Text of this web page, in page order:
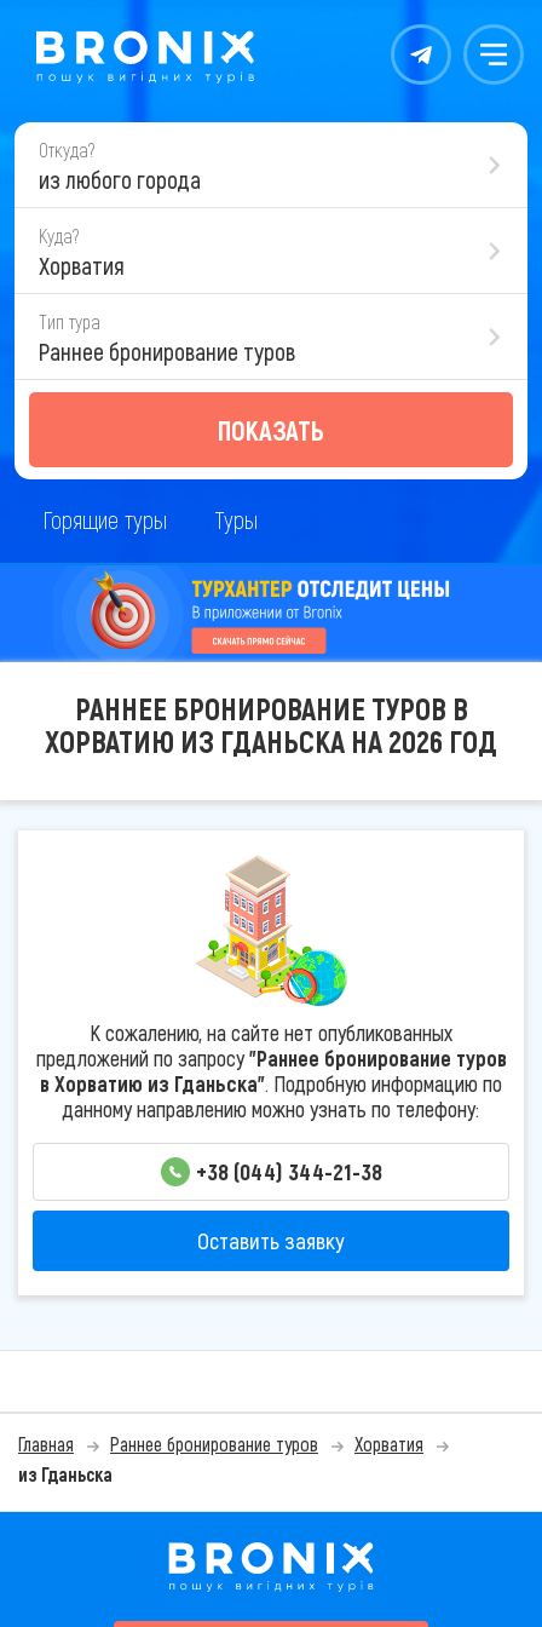
Контакты Меню
Откуда?
из любого города
Куда?
Хорватия
Тип тура
Раннее бронирование туров
ПОКАЗАТЬ
Горящие туры Туры
РАННЕЕ БРОНИРОВАНИЕ ТУРОВ В
ХОРВАТИЮ ИЗ ГДАНЬСКА НА 2026 ГОД
К сожалению, на сайте нет опубликованных
предложений по запросу"Раннее бронирование туров
в Хорватию из Гданьска". Подробную информацию по
данному направлению можно узнать по телефону:
+38 (044) 344-21-38
Оставить заявку
Главная Раннее бронирование туров
Хорватия
из Гданьска